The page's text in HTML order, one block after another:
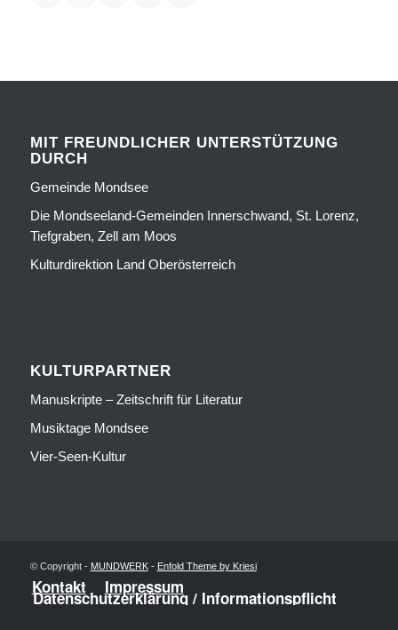
MIT FREUNDLICHER UNTERSTÜTZUNG
DURCH
Gemeinde Mondsee
Die Mondseeland-Gemeinden Innerschwand, St. Lorenz,
Tiefgraben, Zell am Moos
Kulturdirektion Land Oberösterreich
KULTURPARTNER
Manuskripte – Zeitschrift für Literatur
Musiktage Mondsee
Vier-Seen-Kultur
© Copyright - MUNDWERK- Enfold Theme by Kriesi
Kontakt Impressum
Datenschutzerklärung / Informationspflicht